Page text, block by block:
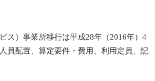
ス）事業所移行は平成28年（2016年）4
員配置、算定要件・費用、利用定員、記